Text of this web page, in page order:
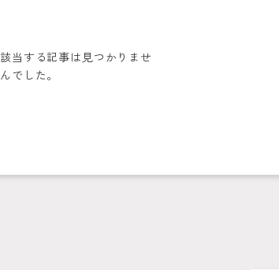
該当する記事は見つかりませ
んでした。